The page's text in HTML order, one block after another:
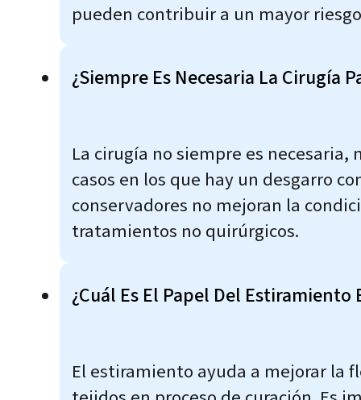
pueden contribuir a un mayor
¿Siempre Es Necesaria La Cirugía
La cirugía no siempre es necesaria,
casos en los que hay un desgarro
conservadores no mejoran la
tratamientos no quirúrgicos.
¿Cuál Es El Papel Del
El estiramiento ayuda a mejorar la